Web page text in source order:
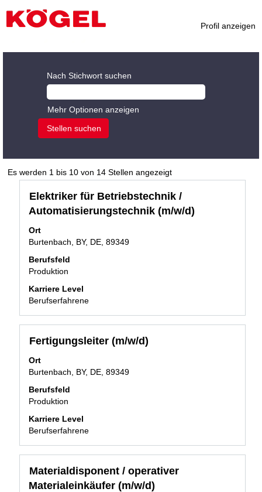
Profil anzeigen
Nach Stichwort suchen
Mehr Optionen anzeigen
Es werden 1 bis 10 von 14 Stellen angezeigtSuchergebnisse
für
"".
Es
werden
Sie
eine
aus,
Stellenbezeichnung
Elektriker für Betriebstechnik /
Automatisierungstechnik (m/w/d)
Ort
Burtenbach, BY, DE, 89349
Berufsfeld
Produktion
Karriere Level
Berufserfahrene
Drücken
Sie
Leertaste,
um
Stelleninformationen
vollständig
anzuzeigen.
Stellenbezeichnung
Fertigungsleiter (m/w/d)
Ort
Burtenbach, BY, DE, 89349
Berufsfeld
Produktion
Karriere Level
Berufserfahrene
Drücken
die
Leertaste,
um
die
vollständig
anzuzeigen.
Stellenbezeichnung
Materialdisponent / operativer
Materialeinkäufer (m/w/d)
Drücken
Sie